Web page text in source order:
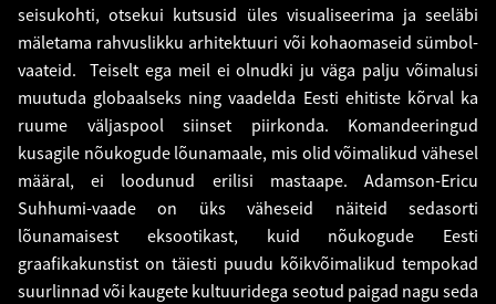
seisukohti, otsekui kutsusid üles visualiseerima ja seeläbi
mäletama rahvuslikku arhitektuuri või kohaomaseid sümbol-
vaateid. Teiselt ega meil ei olnudki ju väga palju võimalusi
muutuda globaalseks ning vaadelda Eesti ehitiste kõrval ka
ruume väljaspool siinset piirkonda. Komandeeringud
kusagile nõukogude lõunamaale, mis olid võimalikud vähesel
määral, ei loodunud erilisi mastaape. Adamson-Ericu
Suhhumi-vaade on üks väheseid näiteid sedasorti
lõunamaisest eksootikast, kuid nõukogude Eesti
graafikakunstist on täiesti puudu kõikvõimalikud tempokad
suurlinnad või kaugete kultuuridega seotud paigad nagu seda